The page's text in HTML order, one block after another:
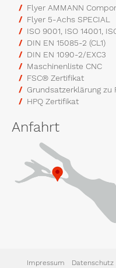
Flyer AMMANN
Flyer 5-Achs SPECIAL
ISO 9001, ISO 14001,
DIN EN 15085-2 (CL1)
DIN EN 1090-2/EXC3
Maschinenliste CNC
FSC® Zertifikat
Grundsatzerklärung
HPQ Zertifikat
Anfahrt
Impressum Datenschutz